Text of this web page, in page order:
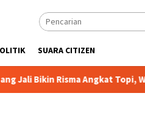
SUARA CITIZEN
Angkat Topi, Warga Jadi Kunci